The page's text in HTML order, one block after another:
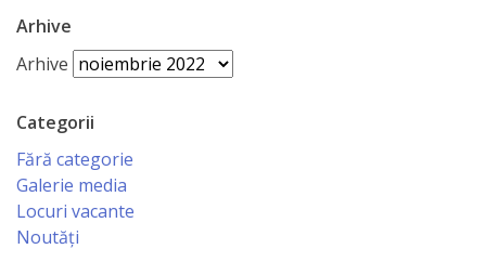
primăriei
Regulamentul
intern
Organigrama
Dispozițiile
Arhive
Arhive
Categorii
Fără categorie
Galerie media
Locuri vacante
Noutăți